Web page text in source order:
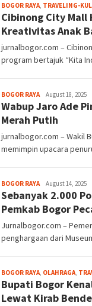
BOGOR RAYA, TRAVELING-
Cibinong City
Kreativitas Anak
jurnalbogor.com –
program bertajuk “Kita
BOGOR RAYAAga
Alamanda
August 18, 2025
Wabup Jaro Ade
Merah Putih
jurnalbogor.com – Wakil
memimpin upacara
BOGOR RAYAAga
Alamanda
August 14, 2025
Sebanyak 2.000
Pemkab Bogor
Jurnalbogor.com –
penghargaan dari
BOGOR RAYA, OLAHRAGA,
Bupati Bogor
Lewat Kirab